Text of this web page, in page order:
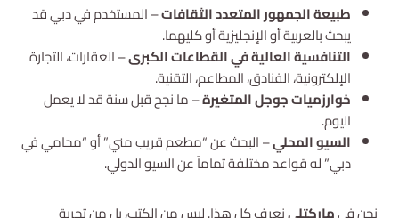
طبيعة الجمهور المتعدد الثقافات– المستخدم في دبي قد
يبحث بالعربية أو الإنجليزية أو كليهما.
التنافسية العالية في القطاعات الكبرى– العقارات، التجارة
الإلكترونية، الفنادق، المطاعم، التقنية.
خوارزميات جوجل المتغيرة– ما نجح قبل سنة قد لا يعمل
اليوم.
السيو المحلي– البحث عن “مطعم قريب مني” أو “محامي في
دبي” له قواعد مختلفة تماماً عن السيو الدولي.